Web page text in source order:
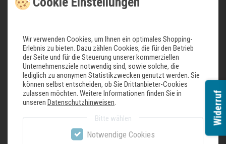
Mikrowellen- und Dampffunktion, 60 x 60 cm,
Schwarz, Edelstahl HN978GMB
3.529,00 € *
In den Warenkorb
*inkl. ges. MwSt.zzgl.Versandkosten
Siemens studioLine iQ700, Einbau-
Dampfbackofen, 60 x 60 cm, Schwarz, Edelstahl
HS958GCB1
Wir verwenden Cookies, um Ihnen ein optimales Shopping-
Erlebnis zu bieten. Dazu zählen Cookies, die für den Betrieb
der Seite und für die Steuerung unserer kommerziellen
Unternehmensziele notwendig sind, sowie solche, die
lediglich zu anonymen Statistikzwecken genutzt werden. Sie
können selbst entscheiden, ob Sie Drittanbieter-Cookies
zulassen möchten. Weitere Informationen finden Sie in
unseren Datenschutzhinweisen
Bitte wählen
Notwendige Cookies
Widerruf